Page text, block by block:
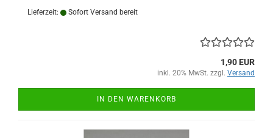
Lieferzeit: Sofort Versand bereit
1,90 EUR
inkl. 20% MwSt. zzgl. Versand
IN DEN WARENKORB